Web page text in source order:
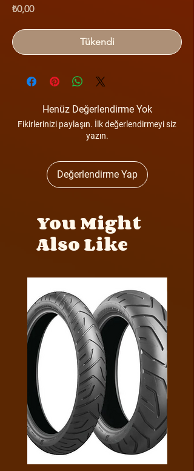
₺0,00Fiyat
Tükendi
Henüz Değerlendirme Yok
Fikirlerinizi paylaşın. İlk değerlendirmeyi siz
yazın.
Değerlendirme Yap
You Might
Also Like